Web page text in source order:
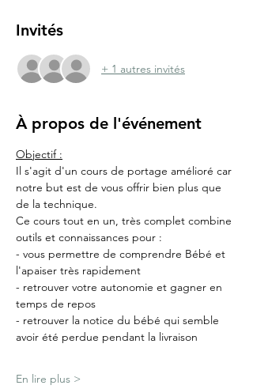
Invités
+ 1 autres invités
À propos de l'événement
Objectif :
Il s'agit d'un cours de portage amélioré car
notre but est de vous offrir bien plus que
de la technique.
Ce cours tout en un, très complet combine
outils et connaissances pour :
- vous permettre de comprendre Bébé et
l'apaiser très rapidement
- retrouver votre autonomie et gagner en
temps de repos
- retrouver la notice du bébé qui semble
avoir été perdue pendant la livraison
En lire plus >